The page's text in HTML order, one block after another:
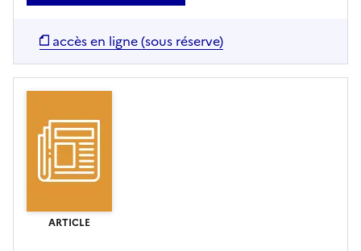
accès en ligne (sous réserve)
ARTICLE